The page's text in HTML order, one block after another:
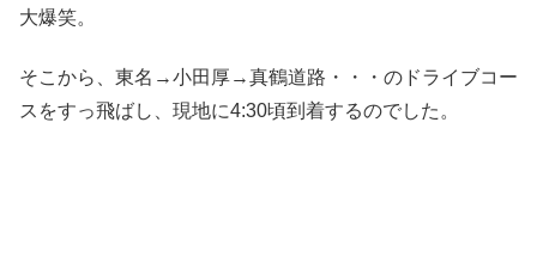
大爆笑。
そこから、東名→小田厚→真鶴道路・・・のドライブコー
スをすっ飛ばし、現地に4:30頃到着するのでした。